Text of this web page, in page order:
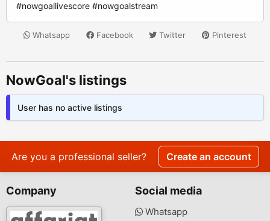
#nowgoallivescore #nowgoalstream
Whatsapp Facebook Twitter Pinterest
NowGoal's listings
User has no active listings
Are you a professional seller? Create an account
Company Social media
Whatsapp